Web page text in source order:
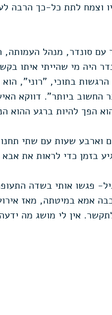
וצמח לתת כל-כך הרבה
היה מי שהייתי איתו
בתוכי, "רוני",
ביותר". דווקא
הפך להיות ברגע ההוא
וארבע שעות עם שתי
בזמן כדי לראות את
פגשו אותי בשדה
אמא במיטתה, מאז
אין לי מושג מה